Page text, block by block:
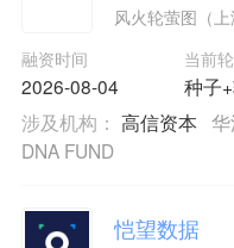
风火轮萤图（
融资时间
2026-08-04
当前
种子
涉及机构： 高信资本
DNA FUND
恺望数据